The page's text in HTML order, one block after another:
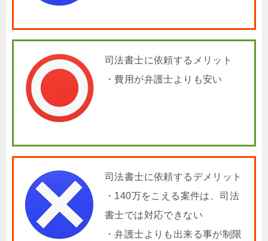
司法書士に依頼するメリット
・費用が弁護士よりも安い
司法書士に依頼するデメリット
・140万をこえる案件は、司法
書士では対応できない
・弁護士よりも出来る事が制限